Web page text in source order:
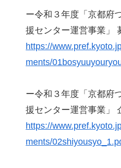
ー令和３年度「京都府
援センター運営事業」
https://
ments/
ー令和３年度「京都府
援センター運営事業」
https://
ments/